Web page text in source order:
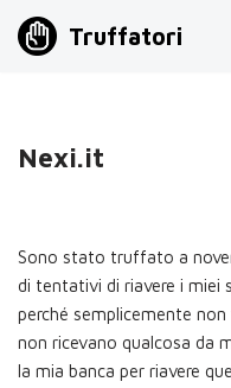
Truffatori
Nexi.it
Sono stato truffato a
di tentativi di riavere i miei
perché semplicemente
non ricevano qualcosa da
la mia banca per riavere